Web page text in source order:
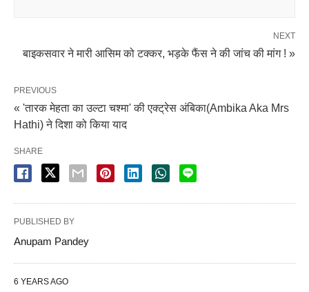
NEXT
बाइकसवार ने मारी आसिम को टक्कर, भड़के फैंस ने की जांच की मांग ! »
PREVIOUS
« 'तारक मेहता का उल्टा चश्मा' की एक्ट्रेस अंबिका(Ambika Aka Mrs
Hathi) ने दिशा को किया याद
SHARE
PUBLISHED BY
Anupam Pandey
6 YEARS AGO